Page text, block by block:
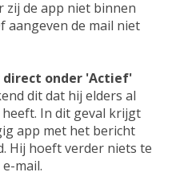
de app niet binnen
aangeven de mail niet
onder 'Actief'
dit dat hij elders al
In dit geval krijgt
app met het bericht
Hij hoeft verder niets te
mail.